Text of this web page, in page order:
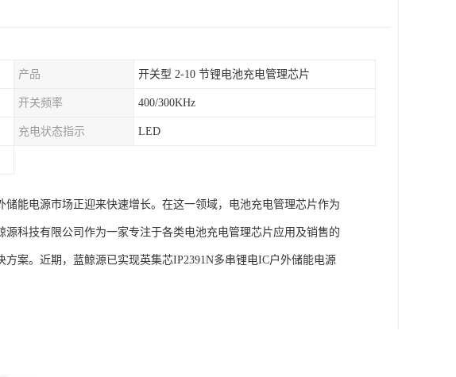
产品 开关型 2-10 节锂电池充电管理芯片
开关频率 400/300KHz
充电状态指示 LED
能电源市场正迎来快速增长。在这一领域，电池充电管理芯片作为
科技有限公司作为一家专注于各类电池充电管理芯片应用及销售的
案。近期，蓝鲸源已实现英集芯IP2391N多串锂电IC户外储能电源